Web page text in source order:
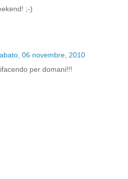
;-)
06 novembre, 2010
per domani!!!